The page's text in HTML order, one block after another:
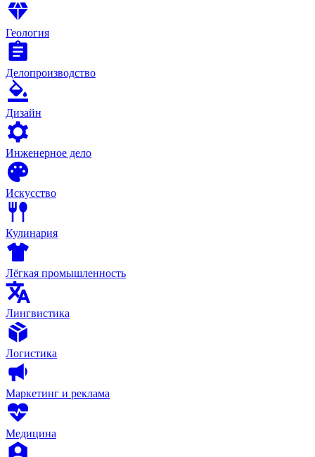
Геология
Делопроизводство
Дизайн
Инженерное дело
Искусство
Кулинария
Лёгкая промышленность
Лингвистика
Логистика
Маркетинг и реклама
Медицина